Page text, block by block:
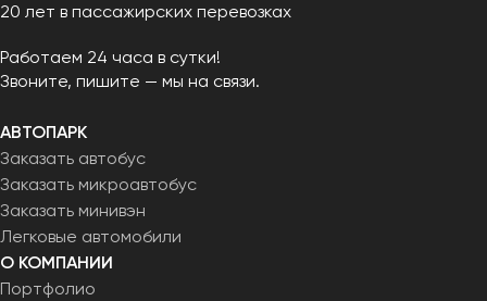
20 лет в пассажирских перевозках
Работаем 24 часа в сутки!
Звоните, пишите — мы на связи.
АВТОПАРК
Заказать автобус
Заказать микроавтобус
Заказать минивэн
Легковые автомобили
О КОМПАНИИ
Портфолио